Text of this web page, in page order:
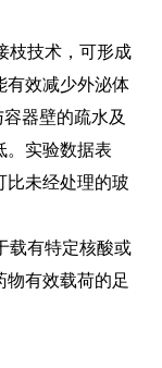
枝技术，可形成
有效减少外泌体
器壁的疏水及
。实验数据表
比未经处理的玻
载有特定核酸或
物有效载荷的足